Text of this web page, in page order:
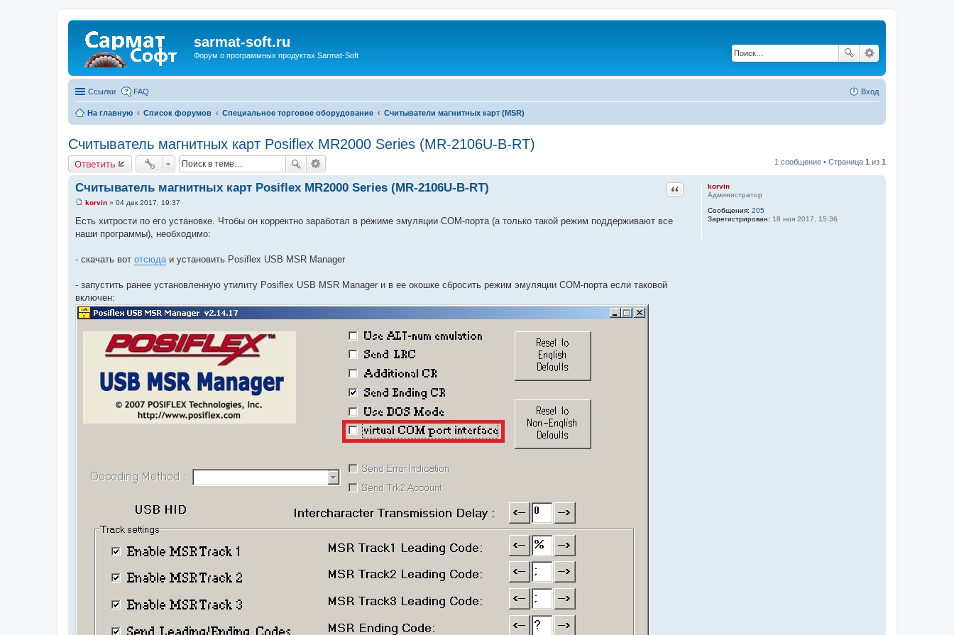
sarmat-soft.ru
Форум о программных продуктах Sarmat-Soft
Ссылки FAQ Вход
На главную Список форумов Специальное торговое оборудование Считыватели магнитных карт (MSR)
Считыватель магнитных карт Posiflex MR2000 Series (MR-2106U-B-RT)
Ответить 1 сообщение • Страница 1 из 1
korvin
Администратор
Сообщения: 205
Зарегистрирован: 18 ноя 2017, 15:36
Считыватель магнитных карт Posiflex MR2000 Series (MR-2106U-B-RT) Цитата
о
б
н
korvin » 04 дек 2017, 19:37
Есть хитрости по его установке. Чтобы он корректно заработал в режиме эмуляции COM-порта (а только такой режим поддерживают все
наши программы), необходимо:
- скачать вот отсюда и установить Posiflex USB MSR Manager
- запустить ранее установленную утилиту Posiflex USB MSR Manager и в ее окошке сбросить режим эмуляции COM-порта если таковой
включен: